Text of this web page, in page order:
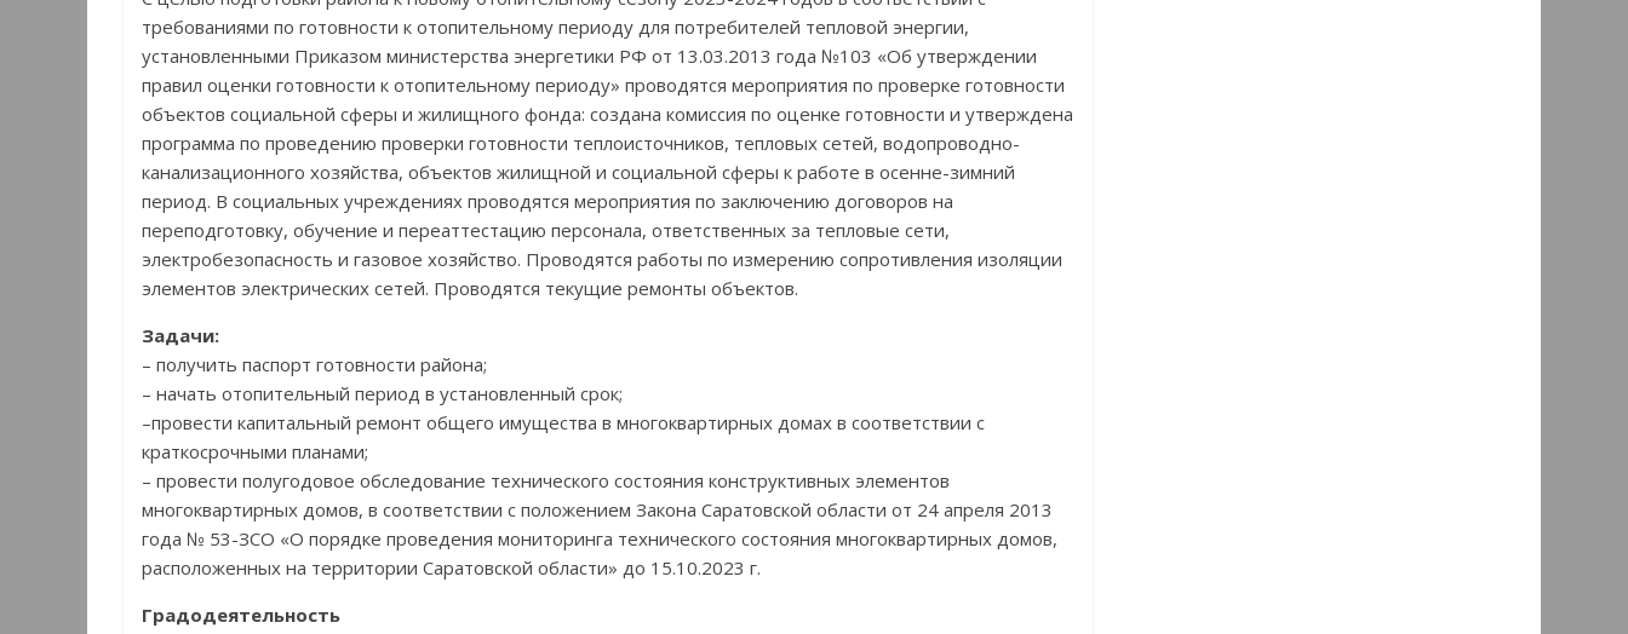
требованиями по готовности к отопительному периоду для потребителей тепловой энергии,
установленными Приказом министерства энергетики РФ от 13.03.2013 года №103 «Об утверждении
правил оценки готовности к отопительному периоду» проводятся мероприятия по проверке готовности
объектов социальной сферы и жилищного фонда: создана комиссия по оценке готовности и утверждена
программа по проведению проверки готовности теплоисточников, тепловых сетей, водопроводно-
канализационного хозяйства, объектов жилищной и социальной сферы к работе в осенне-зимний
период. В социальных учреждениях проводятся мероприятия по заключению договоров на
переподготовку, обучение и переаттестацию персонала, ответственных за тепловые сети,
электробезопасность и газовое хозяйство. Проводятся работы по измерению сопротивления изоляции
элементов электрических сетей. Проводятся текущие ремонты объектов.
Задачи:
– получить паспорт готовности района;
– начать отопительный период в установленный срок;
–провести капитальный ремонт общего имущества в многоквартирных домах в соответствии с
краткосрочными планами;
– провести полугодовое обследование технического состояния конструктивных элементов
многоквартирных домов, в соответствии с положением Закона Саратовской области от 24 апреля 2013
года № 53-ЗСО «О порядке проведения мониторинга технического состояния многоквартирных домов,
расположенных на территории Саратовской области» до 15.10.2023 г.
Градодеятельность